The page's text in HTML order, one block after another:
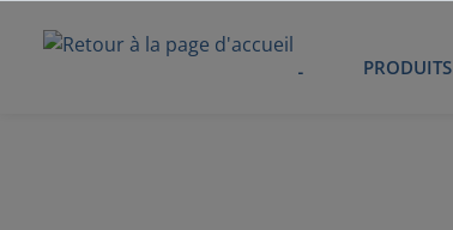
ACCUEIL PRODUITS